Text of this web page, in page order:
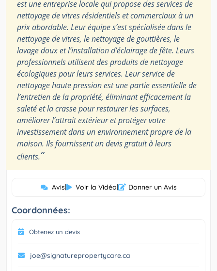
est une entreprise locale qui propose des services de
nettoyage de vitres résidentiels et commerciaux à un
prix abordable. Leur équipe s’est spécialisée dans le
nettoyage de vitres, le nettoyage de gouttières, le
lavage doux et l’installation d’éclairage de fête. Leurs
professionnels utilisent des produits de nettoyage
écologiques pour leurs services. Leur service de
nettoyage haute pression est une partie essentielle de
l’entretien de la propriété, éliminant efficacement la
saleté et la crasse pour restaurer les surfaces,
améliorer l’attrait extérieur et protéger votre
investissement dans un environnement propre de la
maison. Ils fournissent un devis gratuit à leurs
clients.”
Avis| Voir la Vidéo| Donner un Avis
Coordonnées:
Obtenez un devis
joe@signaturepropertycare.ca